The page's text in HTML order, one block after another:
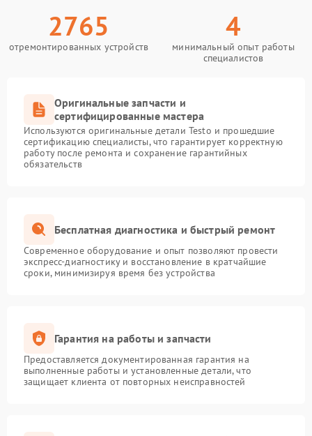
2765
отремонтированных устройств
4
минимальный опыт работы
специалистов
Оригинальные запчасти и
сертифицированные мастера
Используются оригинальные детали Testo и прошедшие
сертификацию специалисты, что гарантирует корректную
работу после ремонта и сохранение гарантийных
обязательств
Бесплатная диагностика и быстрый ремонт
Современное оборудование и опыт позволяют провести
экспресс-диагностику и восстановление в кратчайшие
сроки, минимизируя время без устройства
Гарантия на работы и запчасти
Предоставляется документированная гарантия на
выполненные работы и установленные детали, что
защищает клиента от повторных неисправностей